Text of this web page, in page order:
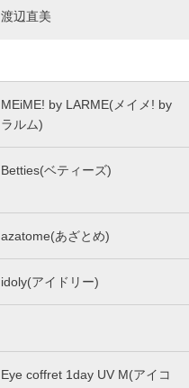
渡辺直美
MEiME! by LARME(メイメ! by
ラルム)
Betties(ベティーズ)
azatome(あざとめ)
idoly(アイドリー)
Eye coffret 1day UV M(アイコ